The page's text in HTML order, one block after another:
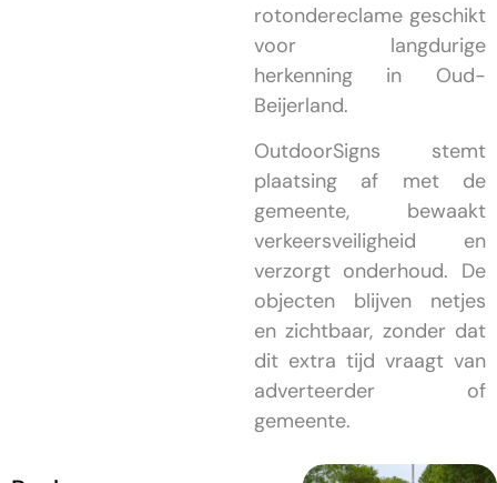
rotondereclame geschikt
voor langdurige
herkenning in Oud-
Beijerland.
OutdoorSigns stemt
plaatsing af met de
gemeente, bewaakt
verkeersveiligheid en
verzorgt onderhoud. De
objecten blijven netjes
en zichtbaar, zonder dat
dit extra tijd vraagt van
adverteerder of
gemeente.